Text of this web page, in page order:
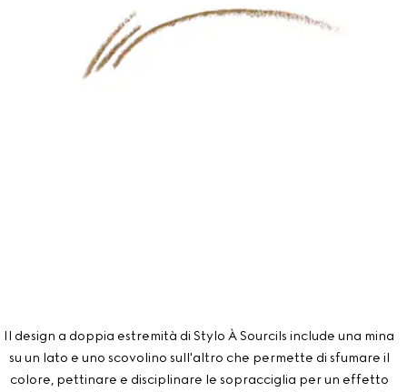
Il design a doppia estremità di Stylo À Sourcils include una mina
su un lato e uno scovolino sull'altro che permette di sfumare il
colore, pettinare e disciplinare le sopracciglia per un effetto